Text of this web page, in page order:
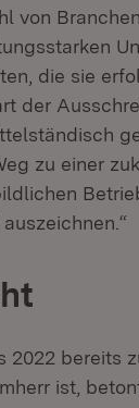
von
die sie
der
Fenster)
zu einer
2022 bereits
ist,